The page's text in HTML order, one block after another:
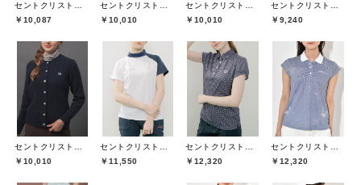
￥10,087
￥10,010
￥10,010
￥9,240
￥10,010
￥11,550
￥12,320
￥12,320